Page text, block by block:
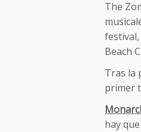
The
Beach
Tras la
primer
hay